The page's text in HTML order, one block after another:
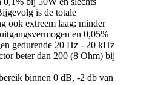
is de totale
ook extreem laag: minder
en 0,05%
gedurende 20 Hz - 20 kHz
beter dan 200 (8 Ohm) bij
binnen 0 dB, -2 db van